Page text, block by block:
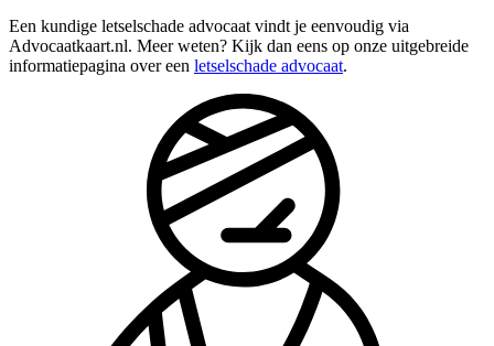
Een kundige letselschade advocaat vindt je eenvoudig via
Advocaatkaart.nl. Meer weten? Kijk dan eens op onze uitgebreide
informatiepagina over een letselschade advocaat.